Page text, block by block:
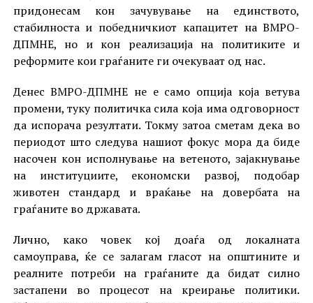
придонесам кон зачувување на единството,
стабилноста и победничкиот капацитет на ВМРО-
ДПМНЕ, но и кон реализација на политиките и
реформите кои граѓаните ги очекуваат од нас.
Денес ВМРО-ДПМНЕ не е само опција која ветува
промени, туку политичка сила која има одговорност
да испорача резултати. Токму затоа сметам дека во
периодот што следува нашиот фокус мора да биде
насочен кон исполнување на ветеното, зајакнување
на институциите, економски развој, подобар
животен стандард и враќање на довербата на
граѓаните во државата.
Лично, како човек кој доаѓа од локалната
самоуправа, ќе се залагам гласот на општините и
реалните потреби на граѓаните да бидат силно
застапени во процесот на креирање политики.